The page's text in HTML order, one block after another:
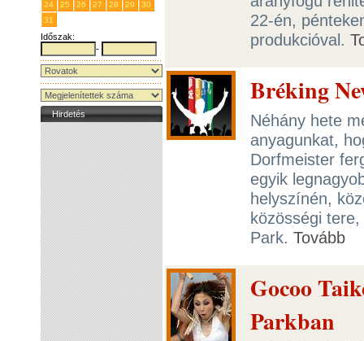
24
25 26 27 28 29
30
31
Időszak:
-
Hirdetés
22-én,
produkcióval.
Bréking
Néhány hete
anyagunkat,
Dorfmeister
egyik
helyszínén,
közösségi
Park. Tovább
Gocoo
Parkban